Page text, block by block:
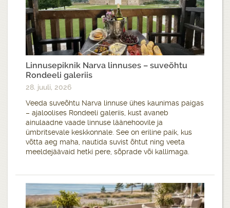
Linnusepiknik Narva linnuses – suveõhtu
Rondeeli galeriis
28. juuli, 2026
Veeda suveõhtu Narva linnuse ühes kaunimas paigas
– ajaloolises Rondeeli galeriis, kust avaneb
ainulaadne vaade linnuse läänehoovile ja
ümbritsevale keskkonnale. See on eriline paik, kus
võtta aeg maha, nautida suvist õhtut ning veeta
meeldejäävaid hetki pere, sõprade või kallimaga.